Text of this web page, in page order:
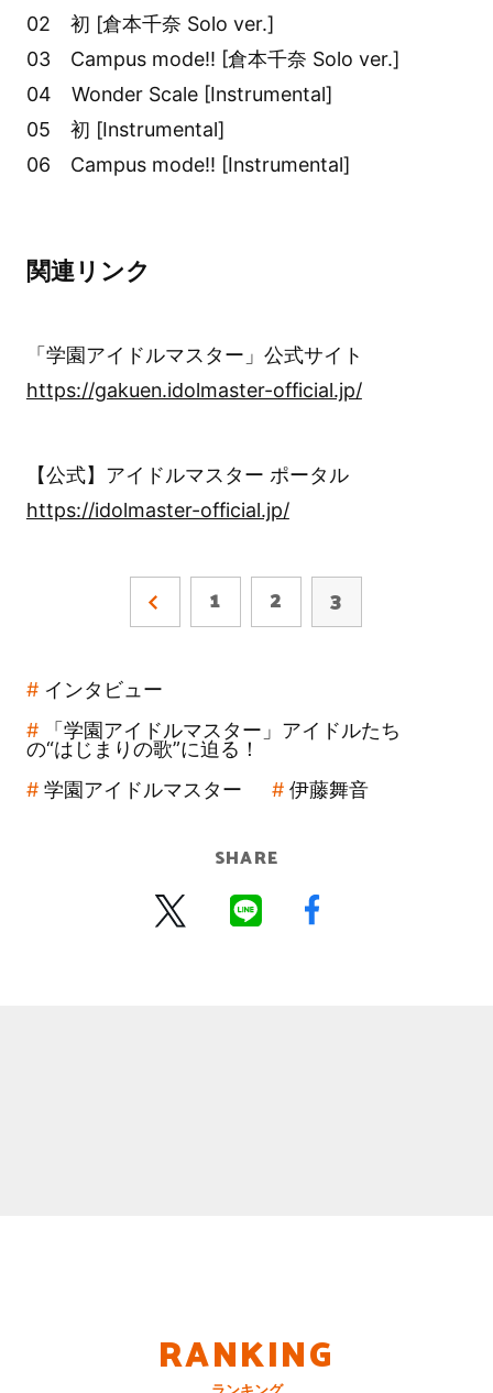
02 初 [倉本千奈 Solo ver.]
03 Campus mode!! [倉本千奈 Solo ver.]
04 Wonder Scale [Instrumental]
05 初 [Instrumental]
06 Campus mode!! [Instrumental]
関連リンク
「学園アイドルマスター」公式サイト
https://gakuen.idolmaster-official.jp/
【公式】アイドルマスター ポータル
https://idolmaster-official.jp/
1 2 3
インタビュー
「学園アイドルマスター」アイドルたち
の“はじまりの歌”に迫る！
学園アイドルマスター
伊藤舞音
SHARE
RANKING